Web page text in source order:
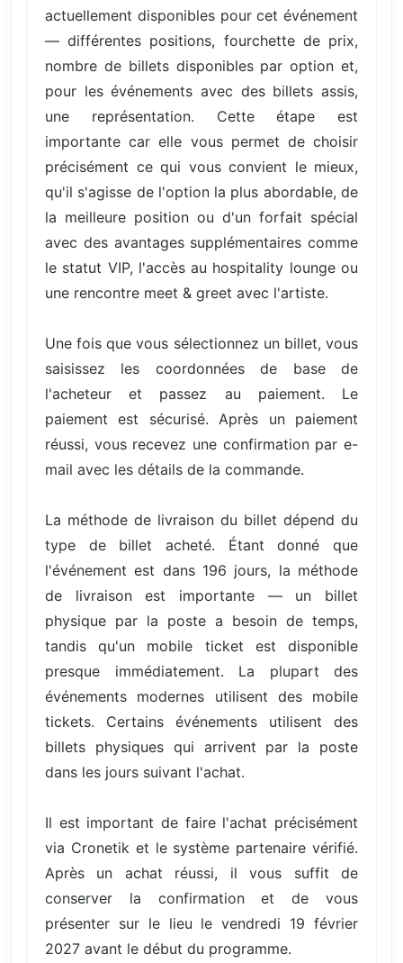
actuellement disponibles pour cet événement
— différentes positions, fourchette de prix,
nombre de billets disponibles par option et,
pour les événements avec des billets assis,
une représentation. Cette étape est
importante car elle vous permet de choisir
précisément ce qui vous convient le mieux,
qu'il s'agisse de l'option la plus abordable, de
la meilleure position ou d'un forfait spécial
avec des avantages supplémentaires comme
le statut VIP, l'accès au hospitality lounge ou
une rencontre meet & greet avec l'artiste.
Une fois que vous sélectionnez un billet, vous
saisissez les coordonnées de base de
l'acheteur et passez au paiement. Le
paiement est sécurisé. Après un paiement
réussi, vous recevez une confirmation par e-
mail avec les détails de la commande.
La méthode de livraison du billet dépend du
type de billet acheté. Étant donné que
l'événement est dans 196 jours, la méthode
de livraison est importante — un billet
physique par la poste a besoin de temps,
tandis qu'un mobile ticket est disponible
presque immédiatement. La plupart des
événements modernes utilisent des mobile
tickets. Certains événements utilisent des
billets physiques qui arrivent par la poste
dans les jours suivant l'achat.
Il est important de faire l'achat précisément
via Cronetik et le système partenaire vérifié.
Après un achat réussi, il vous suffit de
conserver la confirmation et de vous
présenter sur le lieu le vendredi 19 février
2027 avant le début du programme.